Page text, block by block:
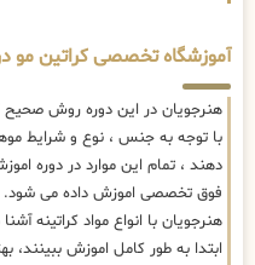
آموزشگاه تخصصی کراتین مو
هنرجویان در این دوره روش صحیح
با توجه به جنس ، نوع و شرایط
دهند ، تمام این موارد در دوره
فوق تخصصی اموزش داده می شود.
هنرجویان با انواع مواد کراتینه
ابتدا به طور کامل اموزش